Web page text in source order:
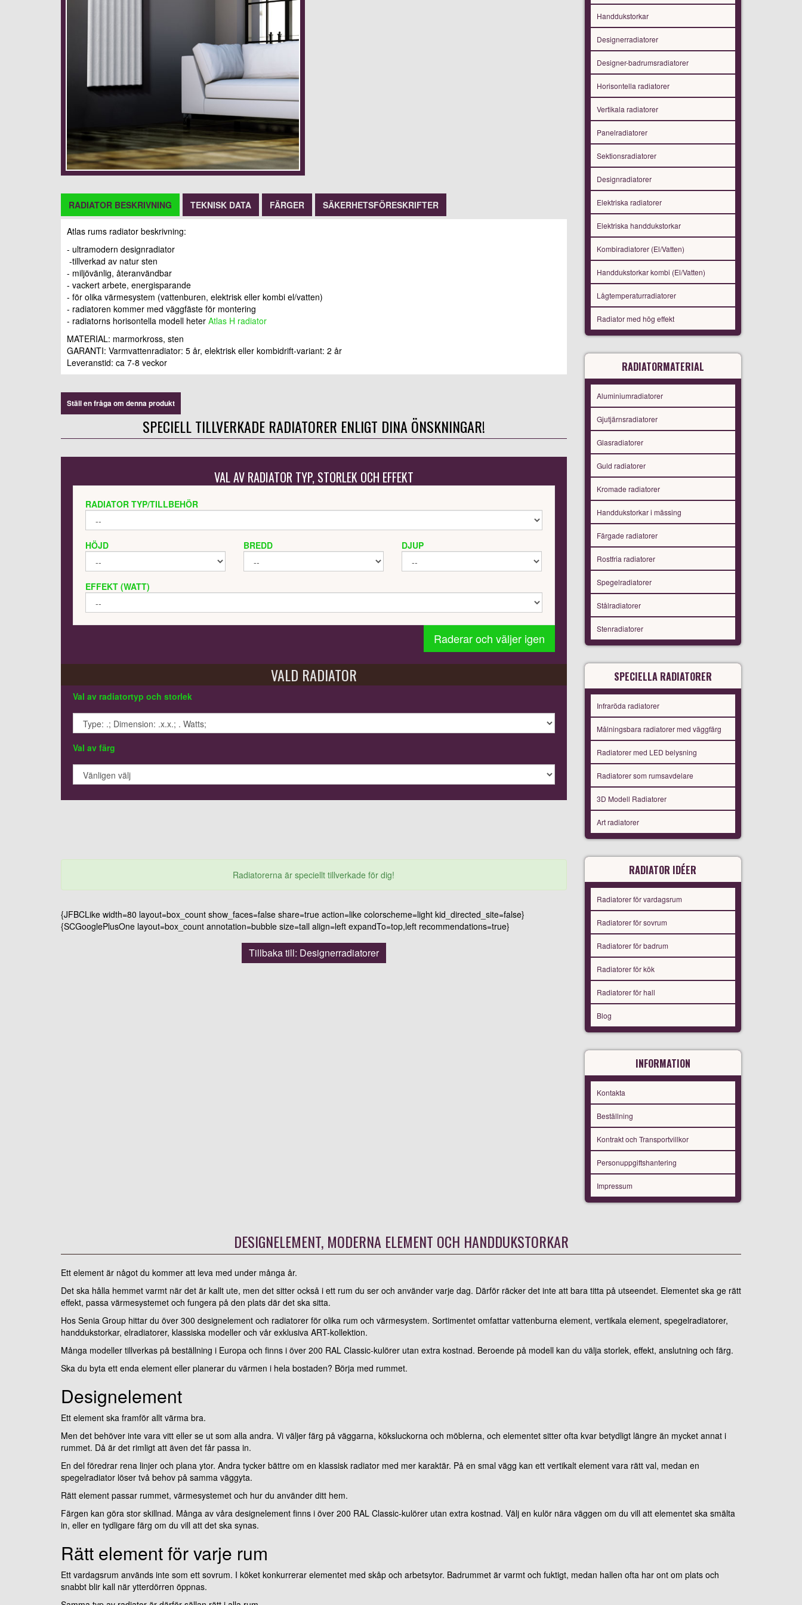
RADIATOR BESKRIVNING TEKNISK DATA FÄRGER SÄKERHETSFÖRESKRIFTER
Atlas rums radiator beskrivning:
- ultramodern designradiator
-tillverkad av natur sten
- miljövänlig, återanvändbar
- vackert arbete, energisparande
- för olika värmesystem (vattenburen, elektrisk eller kombi el/vatten)
- radiatoren kommer med väggfäste för montering
- radiatorns horisontella modell heter Atlas H radiator
MATERIAL: marmorkross, sten
GARANTI: Varmvattenradiator: 5 år, elektrisk eller kombidrift-variant: 2 år
Leveranstid: ca 7-8 veckor
Ställ en fråga om denna produkt
SPECIELL TILLVERKADE RADIATORER ENLIGT DINA ÖNSKNINGAR!
VAL AV RADIATOR TYP, STORLEK OCH EFFEKT
RADIATOR TYP/TILLBEHÖR
HÖJD BREDD DJUP
EFFEKT (WATT)
Raderar och väljer igen
VALD RADIATOR
Val av radiatortyp och storlek
Val av färg
Radiatorerna är speciellt tillverkade för dig!
{JFBCLike width=80 layout=box_count show_faces=false share=true action=like colorscheme=light kid_directed_site=false}
{SCGooglePlusOne layout=box_count annotation=bubble size=tall align=left expandTo=top,left recommendations=true}
Tillbaka till: Designerradiatorer
Handdukstorkar
Designerradiatorer
Designer-badrumsradiatorer
Horisontella radiatorer
Vertikala radiatorer
Panelradiatorer
Sektionsradiatorer
Designradiatorer
Elektriska radiatorer
Elektriska handdukstorkar
Kombiradiatorer (El/Vatten)
Handdukstorkar kombi (El/Vatten)
Lågtemperaturradiatorer
Radiator med hög effekt
RADIATORMATERIAL
Aluminiumradiatorer
Gjutjärnsradiatorer
Glasradiatorer
Guld radiatorer
Kromade radiatorer
Handdukstorkar i mässing
Färgade radiatorer
Rostfria radiatorer
Spegelradiatorer
Stålradiatorer
Stenradiatorer
SPECIELLA RADIATORER
Infraröda radiatorer
Målningsbara radiatorer med väggfärg
Radiatorer med LED belysning
Radiatorer som rumsavdelare
3D Modell Radiatorer
Art radiatorer
RADIATOR IDÉER
Radiatorer för vardagsrum
Radiatorer för sovrum
Radiatorer för badrum
Radiatorer för kök
Radiatorer för hall
Blog
INFORMATION
Kontakta
Beställning
Kontrakt och Transportvillkor
Personuppgiftshantering
Impressum
DESIGNELEMENT, MODERNA ELEMENT OCH HANDDUKSTORKAR
Ett element är något du kommer att leva med under många år.
Det ska hålla hemmet varmt när det är kallt ute, men det sitter också i ett rum du ser och använder varje dag. Därför räcker det inte att bara titta på utseendet. Elementet ska ge rätt
effekt, passa värmesystemet och fungera på den plats där det ska sitta.
Hos Senia Group hittar du över 300 designelement och radiatorer för olika rum och värmesystem. Sortimentet omfattar vattenburna element, vertikala element, spegelradiatorer,
handdukstorkar, elradiatorer, klassiska modeller och vår exklusiva ART-kollektion.
Många modeller tillverkas på beställning i Europa och finns i över 200 RAL Classic-kulörer utan extra kostnad. Beroende på modell kan du välja storlek, effekt, anslutning och färg.
Ska du byta ett enda element eller planerar du värmen i hela bostaden? Börja med rummet.
Designelement
Ett element ska framför allt värma bra.
Men det behöver inte vara vitt eller se ut som alla andra. Vi väljer färg på väggarna, köksluckorna och möblerna, och elementet sitter ofta kvar betydligt längre än mycket annat i
rummet. Då är det rimligt att även det får passa in.
En del föredrar rena linjer och plana ytor. Andra tycker bättre om en klassisk radiator med mer karaktär. På en smal vägg kan ett vertikalt element vara rätt val, medan en
spegelradiator löser två behov på samma väggyta.
Rätt element passar rummet, värmesystemet och hur du använder ditt hem.
Färgen kan göra stor skillnad. Många av våra designelement finns i över 200 RAL Classic-kulörer utan extra kostnad. Välj en kulör nära väggen om du vill att elementet ska smälta
in, eller en tydligare färg om du vill att det ska synas.
Rätt element för varje rum
Ett vardagsrum används inte som ett sovrum. I köket konkurrerar elementet med skåp och arbetsytor. Badrummet är varmt och fuktigt, medan hallen ofta har ont om plats och
snabbt blir kall när ytterdörren öppnas.